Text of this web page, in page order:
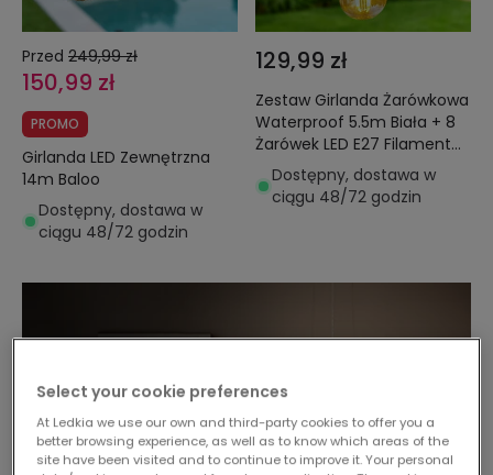
Przed 249,99 zł
150,99 zł
PROMO
Girlanda LED Zewnętrzna
14m Baloo
Dostępny, dostawa w
ciągu 48/72 godzin
129,99 zł
Zestaw Girlanda Żarówkowa
Waterproof 5.5m Biała + 8
Żarówek LED E27 Filament
4WDostępny, dostawa w
ciągu 48/72 godzin
Select your cookie preferences
At Ledkia we use our own and third-party cookies to offer you a
better browsing experience, as well as to know which areas of the
site have been visited and to continue to improve it. Your personal